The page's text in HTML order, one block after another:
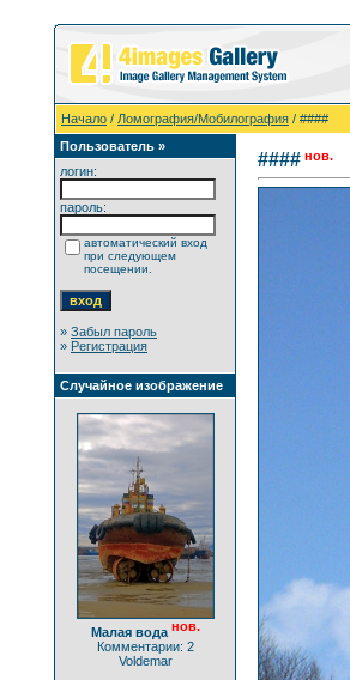
Начало / Ломография/Мобилография / ####
Пользователь »
логин:
пароль:
автоматический вход
при следующем
посещении.
» Забыл пароль
» Регистрация
Случайное изображение
Малая вода нов.
Комментарии: 2
Voldemar
#### нов.